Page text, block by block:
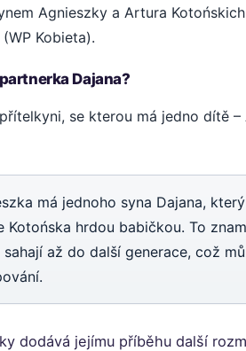
Agnieszky a Artura
Kobieta).
Dajana?
se kterou má jedno dítě –
má jednoho syna Dajana,
Kotońska hrdou babičkou. To
až do další generace, což
dodává jejímu příběhu další